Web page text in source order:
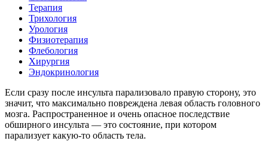
Терапия
Трихология
Урология
Физиотерапия
Флебология
Хирургия
Эндокринология
Если сразу после инсульта парализовало правую сторону, это
значит, что максимально повреждена левая область головного
мозга. Распространенное и очень опасное последствие
обширного инсульта — это состояние, при котором
парализует какую-то область тела.